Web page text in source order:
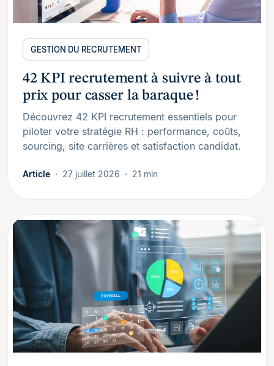
GESTION DU RECRUTEMENT
42 KPI recrutement à suivre à tout
prix pour casser la baraque !
Découvrez 42 KPI recrutement essentiels pour
piloter votre stratégie RH : performance, coûts,
sourcing, site carrières et satisfaction candidat.
Article 27 juillet 2026 21 min